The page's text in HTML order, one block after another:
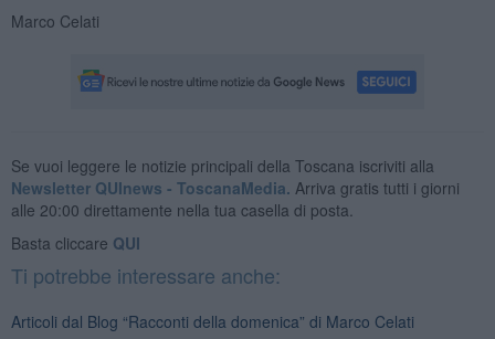
Marco Celati
Se vuoi leggere le notizie principali della Toscana iscriviti alla
Newsletter QUInews - ToscanaMedia. Arriva gratis tutti i giorni
alle 20:00 direttamente nella tua casella di posta.
Basta cliccare QUI
Ti potrebbe interessare anche:
Articoli dal Blog “Racconti della domenica” di Marco Celati